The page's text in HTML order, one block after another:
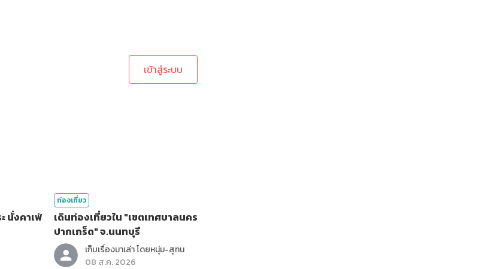
เข้าสู่ระบบ
ท่องเที่ยว
เดินท่องเที่ยวใน "เขตเทศบาลนคร
ปากเกร็ด" จ.นนทบุรี
เก็บเรื่องมาเล่า โดยหนุ่ม-สุทน
08 ส.ค. 2026